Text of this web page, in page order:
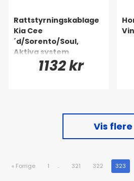
Rattstyrningskablage
Kia Cee
´d/Sorento/Soul,
Aktiva system
1132 kr
Vis flere
« Forrige 1 .. 321 322 323